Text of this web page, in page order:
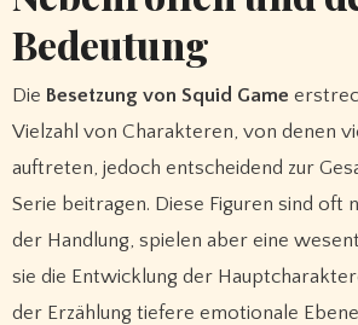
Bedeutung
Die Besetzung von Squid Game
Vielzahl von Charakteren, von denen
auftreten, jedoch entscheidend zur
Serie beitragen. Diese Figuren sind oft
der Handlung, spielen aber eine
sie die Entwicklung der
der Erzählung tiefere emotionale